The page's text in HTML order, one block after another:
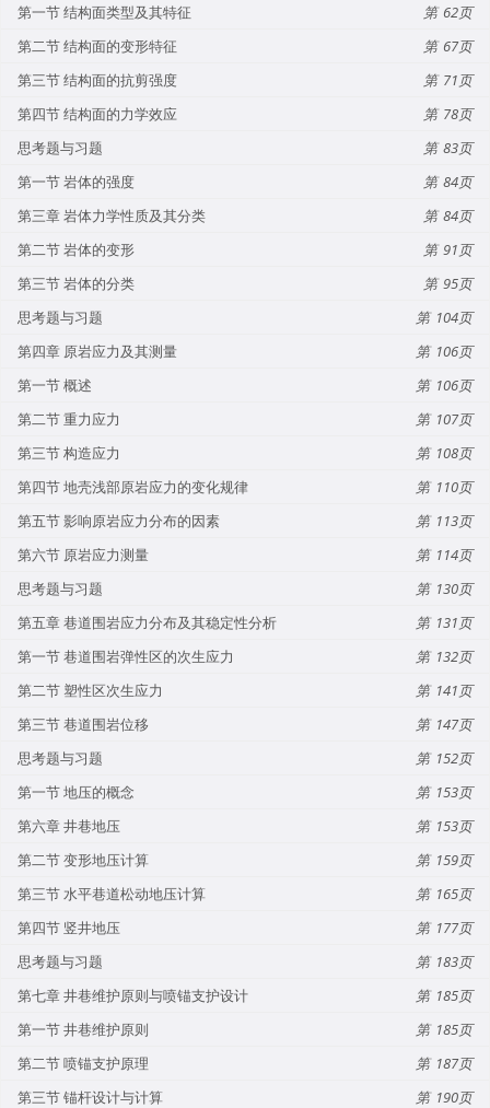
第一节 结构面类型及其特征
62
第二节 结构面的变形特征
67
第三节 结构面的抗剪强度
71
第四节 结构面的力学效应
78
思考题与习题
83
第一节 岩体的强度
84
第三章 岩体力学性质及其分类
84
第二节 岩体的变形
91
第三节 岩体的分类
95
思考题与习题
104
第四章 原岩应力及其测量
106
第一节 概述
106
第二节 重力应力
107
第三节 构造应力
108
第四节 地壳浅部原岩应力的变化规律
110
第五节 影响原岩应力分布的因素
113
第六节 原岩应力测量
114
思考题与习题
130
第五章 巷道围岩应力分布及其稳定性分析
131
第一节 巷道围岩弹性区的次生应力
132
第二节 塑性区次生应力
141
第三节 巷道围岩位移
147
思考题与习题
152
第一节 地压的概念
153
第六章 井巷地压
153
第二节 变形地压计算
159
第三节 水平巷道松动地压计算
165
第四节 竖井地压
177
思考题与习题
183
第七章 井巷维护原则与喷锚支护设计
185
第一节 井巷维护原则
185
第二节 喷锚支护原理
187
第三节 锚杆设计与计算
190